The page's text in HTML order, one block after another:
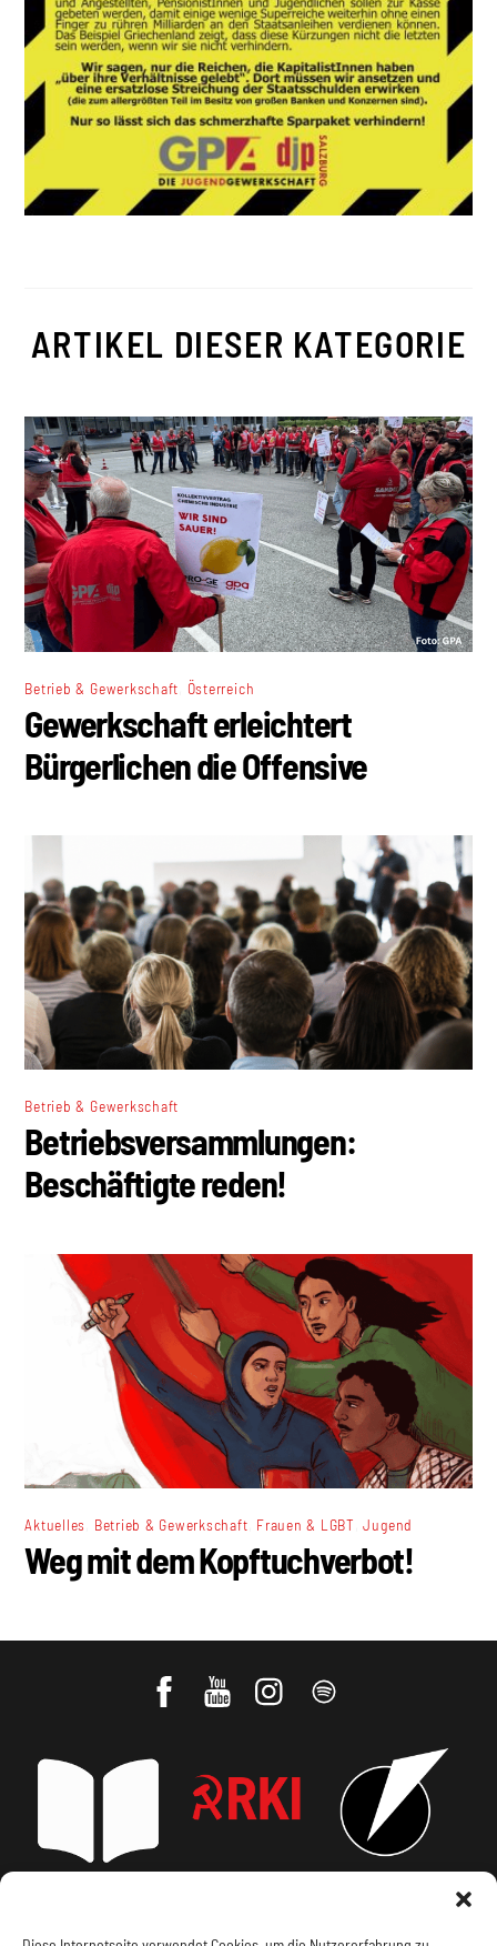
ARTIKEL DIESER KATEGORIE
Betrieb & Gewerkschaft Österreich
Gewerkschaft erleichtert
Bürgerlichen die Offensive
Betrieb & Gewerkschaft
Betriebsversammlungen:
Beschäftigte reden!
Aktuelles Betrieb & Gewerkschaft Frauen & LGBT ,Jugend
Weg mit dem Kopftuchverbot!